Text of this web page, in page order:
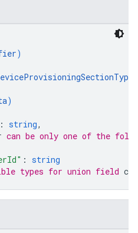
)
)
: string,
can be only one of the
: string
types for union field